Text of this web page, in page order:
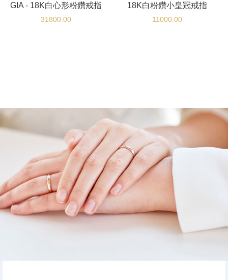
GIA - 18K白心形粉鑽戒指
31800.00
18K白粉鑽小皇冠戒指
11000.00